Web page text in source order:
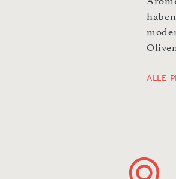
ALLE